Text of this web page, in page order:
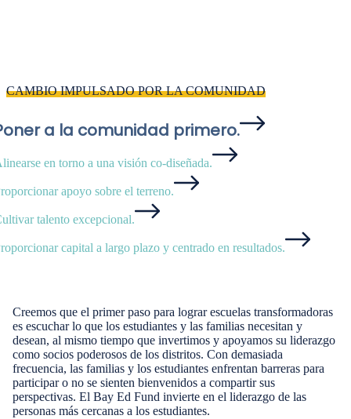
CAMBIO IMPULSADO POR LA COMUNIDAD
a la comunidad primero.
en torno a una visión co-diseñada.
apoyo sobre el terreno.
talento excepcional.
capital a largo plazo y centrado en resultados.
Creemos que el primer paso para lograr escuelas transformadoras
es escuchar lo que los estudiantes y las familias necesitan y
desean, al mismo tiempo que invertimos y apoyamos su liderazgo
como socios poderosos de los distritos. Con demasiada
frecuencia, las familias y los estudiantes enfrentan barreras para
participar o no se sienten bienvenidos a compartir sus
perspectivas. El Bay Ed Fund invierte en el liderazgo de las
personas más cercanas a los estudiantes.